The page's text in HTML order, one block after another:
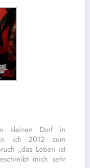
kleinen Dorf in
ich 2012 zum
„das Leben ist
mich sehr